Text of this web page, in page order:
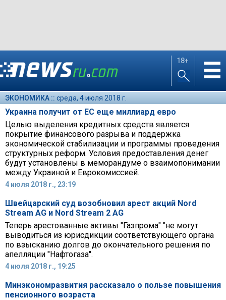
18+ ☰
ЭКОНОМИКА :: среда, 4 июля 2018 г.
Украина получит от ЕС еще миллиард евро
Целью выделения кредитных средств является
покрытие финансового разрыва и поддержка
экономической стабилизации и программы проведения
структурных реформ. Условия предоставления денег
будут установлены в меморандуме о взаимопонимании
между Украиной и Еврокомиссией.
4 июля 2018 г., 23:19
Швейцарский суд возобновил арест акций Nord
Stream AG и Nord Stream 2 AG
Теперь арестованные активы "Газпрома" "не могут
выводиться из юрисдикции соответствующего органа
по взысканию долгов до окончательного решения по
апелляции "Нафтогаза".
4 июля 2018 г., 19:25
Минэкономразвития рассказало о пользе повышения
пенсионного возраста